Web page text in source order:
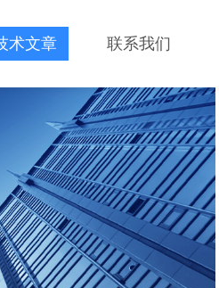
术文章 联系我们